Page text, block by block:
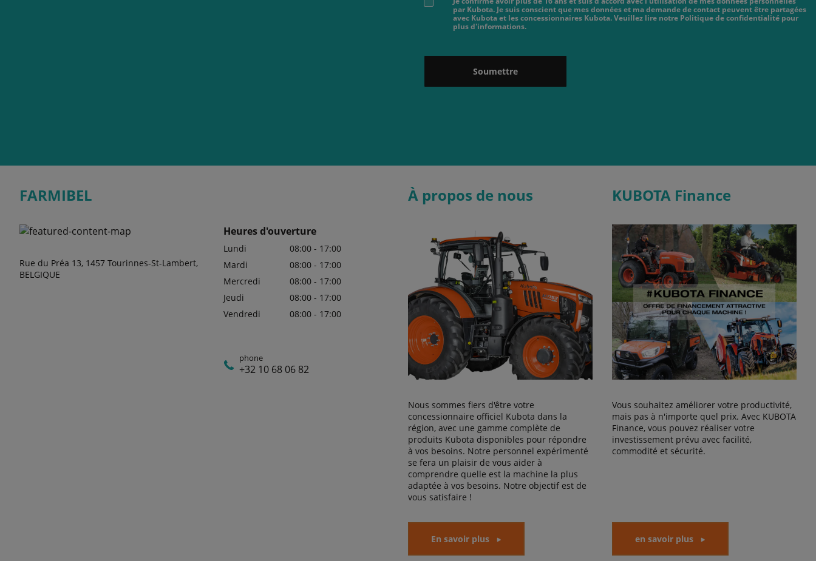
par Kubota. Je suis conscient que mes données et ma demande de contact peuvent être partagées
avec Kubota et les concessionnaires Kubota. Veuillez lire notre Politique de confidentialité pour
plus d'informations.
Soumettre
FARMIBEL
Rue du Préa 13, 1457 Tourinnes-St-Lambert,
BELGIQUE
Heures d'ouverture
Lundi
08:00 - 17:00
Mardi
08:00 - 17:00
Mercredi
08:00 - 17:00
Jeudi
08:00 - 17:00
Vendredi
08:00 - 17:00
phone
+32 10 68 06 82
À propos de nous
Nous sommes fiers d'être votre
concessionnaire officiel Kubota dans la
région, avec une gamme complète de
produits Kubota disponibles pour répondre
à vos besoins. Notre personnel expérimenté
se fera un plaisir de vous aider à
comprendre quelle est la machine la plus
adaptée à vos besoins. Notre objectif est de
vous satisfaire !
En savoir plus
KUBOTA Finance
Vous souhaitez améliorer votre productivité,
mais pas à n'importe quel prix. Avec KUBOTA
Finance, vous pouvez réaliser votre
investissement prévu avec facilité,
commodité et sécurité.
en savoir plus